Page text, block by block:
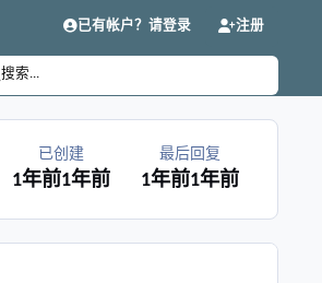
已有帐户？请登录 注册
搜索...
已创建
1年前1年前
最后回复
1年前1年前